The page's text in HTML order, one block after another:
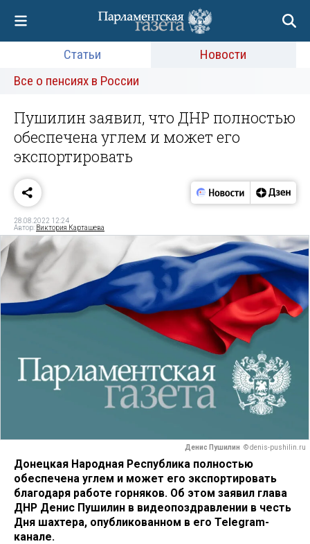
Статьи
Новости
Все о пенсиях в России
Пушилин заявил, что ДНР полностью
обеспечена углем и может его
экспортировать
28.08.2022 12:24
Автор: Виктория Карташева
Денис Пушилин © denis-pushilin.ru
Донецкая Народная Республика полностью
обеспечена углем и может его экспортировать
благодаря работе горняков. Об этом заявил глава
ДНР Денис Пушилин в видеопоздравлении в честь
Дня шахтера, опубликованном в его Telegram-
канале.